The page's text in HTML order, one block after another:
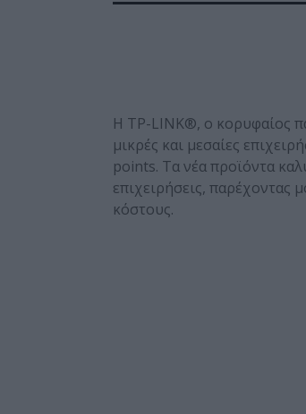
Η TP-LINK®, ο κορυφαίος
μικρές και μεσαίες
points. Τα νέα προϊόντα
επιχειρήσεις, παρέχοντας
κόστους.